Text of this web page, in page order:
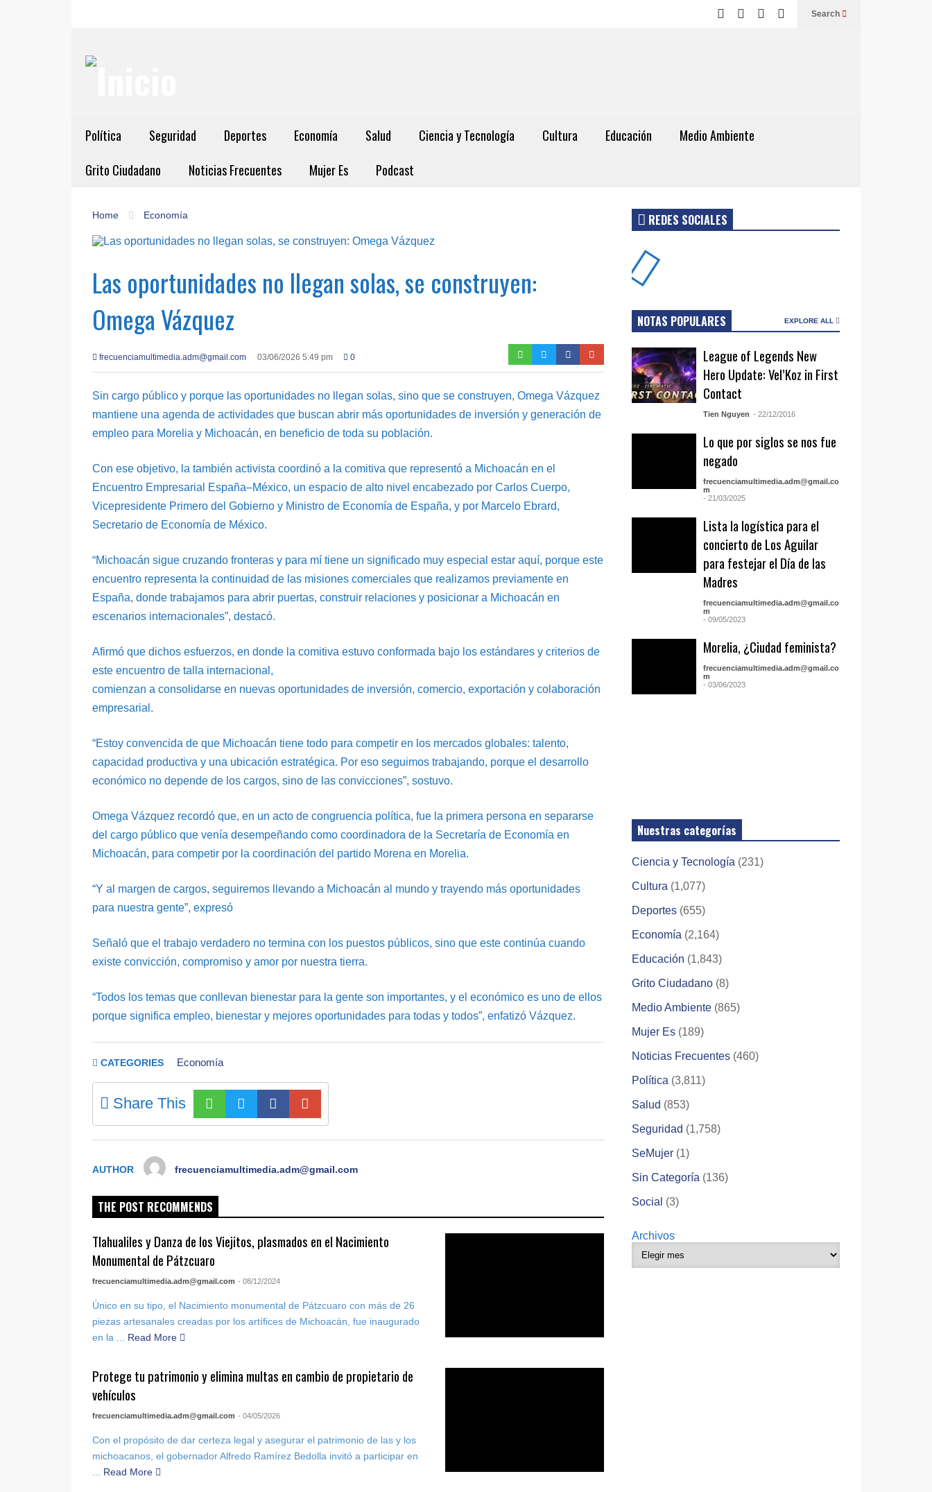
Search
Política Seguridad Deportes Economía Salud Ciencia y Tecnología Cultura Educación
Medio Ambiente
Grito Ciudadano
Noticias Frecuentes Mujer Es Podcast
Home Economía
Las oportunidades no llegan solas, se construyen:
Omega Vázquez
frecuenciamultimedia.adm@gmail.com 03/06/2026 5:49 pm 0
Sin cargo público y porque las oportunidades no llegan solas, sino que se construyen, Omega Vázquez
mantiene una agenda de actividades que buscan abrir más oportunidades de inversión y generación de
empleo para Morelia y Michoacán, en beneficio de toda su población.
Con ese objetivo, la también activista coordinó a la comitiva que representó a Michoacán en el
Encuentro Empresarial España–México, un espacio de alto nivel encabezado por Carlos Cuerpo,
Vicepresidente Primero del Gobierno y Ministro de Economía de España, y por Marcelo Ebrard,
Secretario de Economía de México.
“Michoacán sigue cruzando fronteras y para mí tiene un significado muy especial estar aquí, porque este
encuentro representa la continuidad de las misiones comerciales que realizamos previamente en
España, donde trabajamos para abrir puertas, construir relaciones y posicionar a Michoacán en
escenarios internacionales”, destacó.
Afirmó que dichos esfuerzos, en donde la comitiva estuvo conformada bajo los estándares y criterios de
este encuentro de talla internacional,
comienzan a consolidarse en nuevas oportunidades de inversión, comercio, exportación y colaboración
empresarial.
“Estoy convencida de que Michoacán tiene todo para competir en los mercados globales: talento,
capacidad productiva y una ubicación estratégica. Por eso seguimos trabajando, porque el desarrollo
económico no depende de los cargos, sino de las convicciones”, sostuvo.
Omega Vázquez recordó que, en un acto de congruencia política, fue la primera persona en separarse
del cargo público que venía desempeñando como coordinadora de la Secretaría de Economía en
Michoacán, para competir por la coordinación del partido Morena en Morelia.
“Y al margen de cargos, seguiremos llevando a Michoacán al mundo y trayendo más oportunidades
para nuestra gente”, expresó
Señaló que el trabajo verdadero no termina con los puestos públicos, sino que este continúa cuando
existe convicción, compromiso y amor por nuestra tierra.
“Todos los temas que conllevan bienestar para la gente son importantes, y el económico es uno de ellos
porque significa empleo, bienestar y mejores oportunidades para todas y todos”, enfatizó Vázquez.
CATEGORIES Economía
Share This
AUTHOR frecuenciamultimedia.adm@gmail.com
THE POST RECOMMENDS
Tlahualiles y Danza de los Viejitos, plasmados en el Nacimiento
Monumental de Pátzcuaro
frecuenciamultimedia.adm@gmail.com - 08/12/2024
Único en su tipo, el Nacimiento monumental de Pátzcuaro con más de 26
piezas artesanales creadas por los artífices de Michoacán, fue inaugurado
en la ...
Read More
Protege tu patrimonio y elimina multas en cambio de propietario de
vehículos
frecuenciamultimedia.adm@gmail.com - 04/05/2026
Con el propósito de dar certeza legal y asegurar el patrimonio de las y los
michoacanos, el gobernador Alfredo Ramírez Bedolla invitó a participar en
... Read More
REDES SOCIALES
NOTAS POPULARES EXPLORE ALL
League of Legends New
Hero Update: Vel’Koz in First
Contact
Tien Nguyen - 22/12/2016
Lo que por siglos se nos fue
negado
frecuenciamultimedia.adm@gmail.co
m
- 21/03/2025
Lista la logística para el
concierto de Los Aguilar
para festejar el Día de las
Madres
frecuenciamultimedia.adm@gmail.co
m
- 09/05/2023
Morelia, ¿Ciudad feminista?
frecuenciamultimedia.adm@gmail.co
m
- 03/06/2023
Nuestras categorías
Ciencia y Tecnología (231)
Cultura (1,077)
Deportes (655)
Economía (2,164)
Educación (1,843)
Grito Ciudadano (8)
Medio Ambiente (865)
Mujer Es (189)
Noticias Frecuentes (460)
Política (3,811)
Salud (853)
Seguridad (1,758)
SeMujer (1)
Sin Categoría (136)
Social (3)
Archivos